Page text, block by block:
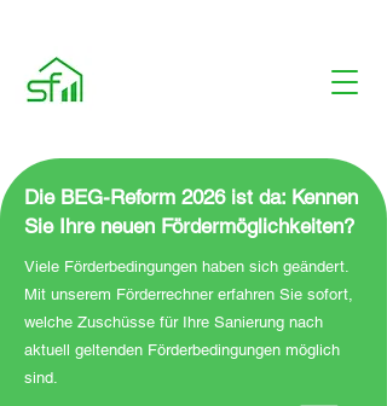
Die BEG-Reform 2026 ist da: Kennen
Sie Ihre neuen Fördermöglichkeiten?
Viele Förderbedingungen haben sich geändert.
Mit unserem Förderrechner erfahren Sie sofort,
welche Zuschüsse für Ihre Sanierung nach
aktuell geltenden Förderbedingungen möglich
sind.